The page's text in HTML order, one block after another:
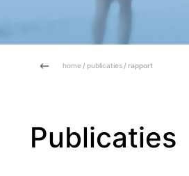
home / publicaties/ rapport
Publicaties